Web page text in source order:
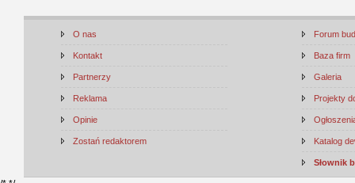
O nas
Kontakt
Partnerzy
Reklama
Opinie
Zostań redaktorem
Forum
Baza firm
Galeria
Projekty
Katalog
Słownik